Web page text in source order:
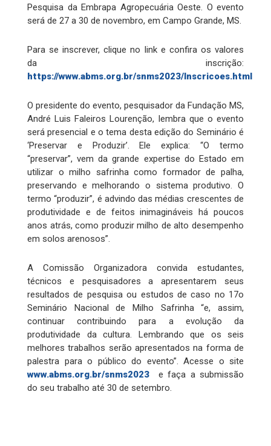
Pesquisa da Embrapa Agropecuária Oeste. O evento
será de 27 a 30 de novembro, em Campo Grande, MS.
Para se inscrever, clique no link e confira os valores
da inscrição:
https://www.abms.org.br/snms2023/Inscricoes.html
O presidente do evento, pesquisador da Fundação MS,
André Luis Faleiros Lourenção, lembra que o evento
será presencial e o tema desta edição do Seminário é
‘Preservar e Produzir’. Ele explica: “O termo
“preservar”, vem da grande expertise do Estado em
utilizar o milho safrinha como formador de palha,
preservando e melhorando o sistema produtivo. O
termo “produzir”, é advindo das médias crescentes de
produtividade e de feitos inimagináveis há poucos
anos atrás, como produzir milho de alto desempenho
em solos arenosos”.
A Comissão Organizadora convida estudantes,
técnicos e pesquisadores a apresentarem seus
resultados de pesquisa ou estudos de caso no 17o
Seminário Nacional de Milho Safrinha “e, assim,
continuar contribuindo para a evolução da
produtividade da cultura. Lembrando que os seis
melhores trabalhos serão apresentados na forma de
palestra para o público do evento”. Acesse o site
www.abms.org.br/snms2023 e faça a submissão
do seu trabalho até 30 de setembro.